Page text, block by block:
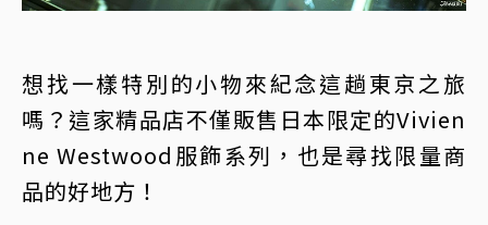
想找一樣特別的小物來紀念這趟東京之旅
嗎？這家精品店不僅販售日本限定的Vivien
ne Westwood服飾系列，也是尋找限量商
品的好地方！